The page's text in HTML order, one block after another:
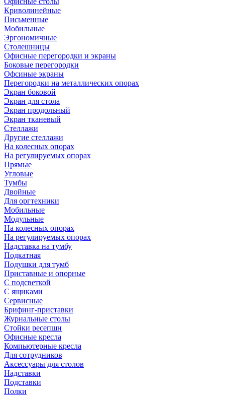
Криволинейные
Письменные
Мобильные
Эргономичные
Столешницы
Офисные перегородки и экраны
Боковые перегородки
Офсиные экраны
Перегородки на металлических опорах
Экран боковой
Экран для стола
Экран продольный
Экран тканевый
Стеллажи
Другие стеллажи
На колесных опорах
На регулируемых опорах
Прямые
Угловые
Тумбы
Двойные
Для оргтехники
Мобильные
Модульные
На колесных опорах
На регулируемых опорах
Надставка на тумбу
Подкатная
Подушки для тумб
Приставные и опорные
С подсветкой
С ящиками
Сервисные
Брифинг-приставки
Журнальные столы
Стойки ресепшн
Офисные кресла
Компьютерные кресла
Для сотрудников
Аксессуары для столов
Надставки
Подставки
Полки